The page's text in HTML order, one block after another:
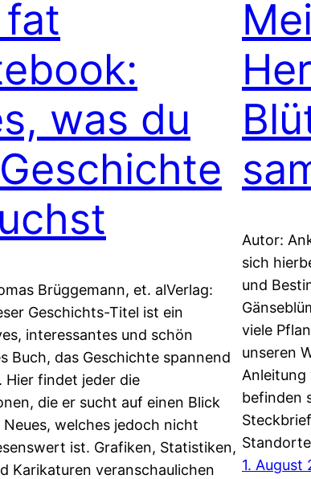
was du
Brüggemann, et. alVerlag:
Geschichts-Titel ist ein
interessantes und schön
Buch, das Geschichte spannend
Hier findet jeder die
die er sucht auf einen Blick
Neues, welches jedoch nicht
ist. Grafiken, Statistiken,
Karikaturen veranschaulichen
Autor:
sich
und
viele
unseren
Anleitung
befinden
1. August